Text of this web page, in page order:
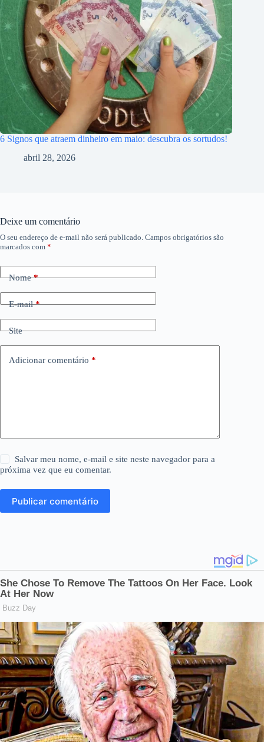
6 Signos que atraem dinheiro em maio: descubra os sortudos!
abril 28, 2026
Deixe um comentário
O seu endereço de e-mail não será publicado. Campos obrigatórios são
marcados com *
Nome*
E-mail*
Site
Adicionar comentário *
Salvar meu nome, e-mail e site neste navegador para a
próxima vez que eu comentar.
Publicar comentário